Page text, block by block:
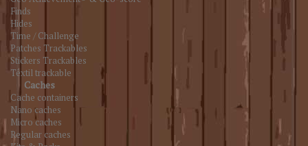
Finds
Hides
Time / Challenge
Patches Trackables
Stickers Trackables
Têxtil trackable
Caches
Cache containers
Nano caches
Micro caches
Regular caches